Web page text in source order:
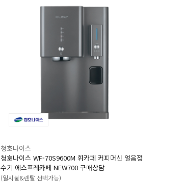
청호나이스
청호나이스 WF-70S9600M 휘카페 커피머신 얼음정
수기 에스프레카페 NEW700 구매상담
(일시불&렌탈 선택가능)